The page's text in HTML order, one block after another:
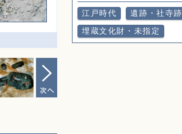
江戸時代 遺跡・社寺跡
埋蔵文化財・未指定